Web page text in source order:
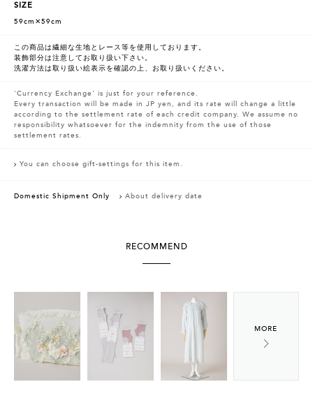
SIZE
59cm✕59cm
この商品は繊細な生地とレース等を使用しております。
装飾部分は注意してお取り扱い下さい。
洗濯方法は取り扱い絵表示を確認の上、お取り扱いください。
'Currency Exchange' is just for your reference.
Every transaction will be made in JP yen, and its rate will change a little
according to the settlement rate of each credit company. We assume no
responsibility whatsoever for the indemnity from the use of those
settlement rates.
You can choose gift-settings for this item.
Domestic Shipment Only About delivery date
RECOMMEND